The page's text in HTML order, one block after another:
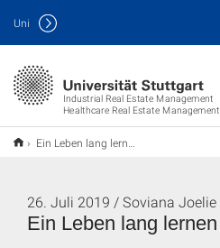
Industrial Real Estate Management
Healthcare Real Estate Management
Uni
Ein Leben lang lernen
Ein Leben lang lernen
26. Juli 2019 / Soviana Joelie